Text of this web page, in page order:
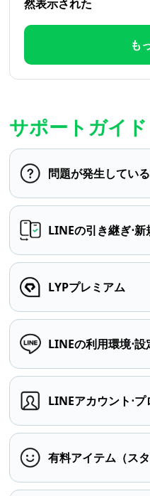
然表示された
も
サポートガイド
問題が発生してい
LINEの引き継ぎ⋅新
LYPプレミアム
LINEの利用環境⋅設
LINEアカウント⋅
有料アイテム（スタ